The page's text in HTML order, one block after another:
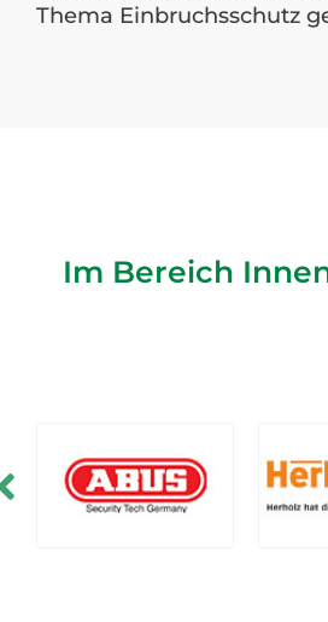
Thema Einbruchsschutz
Im Bereich